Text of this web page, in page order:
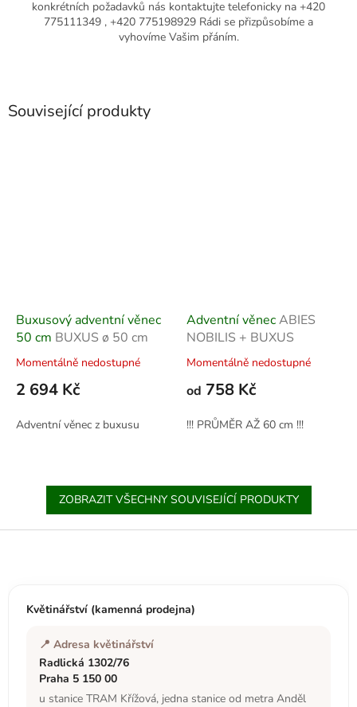
Související produkty
Buxusový adventní věnec
50 cm BUXUS ø 50 cm
Momentálně nedostupné
2 694 Kč
Adventní věnec z buxusu
Adventní věnecABIES
NOBILIS + BUXUS
Momentálně nedostupné
od 758 Kč
!!! PRŮMĚR AŽ 60 cm !!!
ZOBRAZIT VŠECHNY SOUVISEJÍCÍ PRODUKTY
konkrétních požadavků nás kontaktujte telefonicky na +420
775111349 , +420 775198929 Rádi se přizpůsobíme a
vyhovíme Vašim přáním.
Z
Květinářství (kamenná prodejna)
📍 Adresa květinářství
Radlická 1302/76
Praha 5 150 00
u stanice TRAM Křížová, jedna stanice od metra Anděl